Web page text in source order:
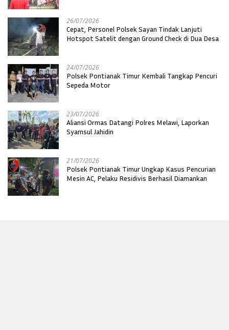
26/07/2026
Cepat, Personel Polsek Sayan Tindak Lanjuti
Hotspot Satelit dengan Ground Check di Dua Desa
24/07/2026
Polsek Pontianak Timur Kembali Tangkap Pencuri
Sepeda Motor
23/07/2026
Aliansi Ormas Datangi Polres Melawi, Laporkan
Syamsul Jahidin
21/07/2026
Polsek Pontianak Timur Ungkap Kasus Pencurian
Mesin AC, Pelaku Residivis Berhasil Diamankan